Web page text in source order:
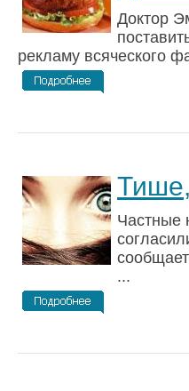
Доктор
рекламу всяческого
Частные
...